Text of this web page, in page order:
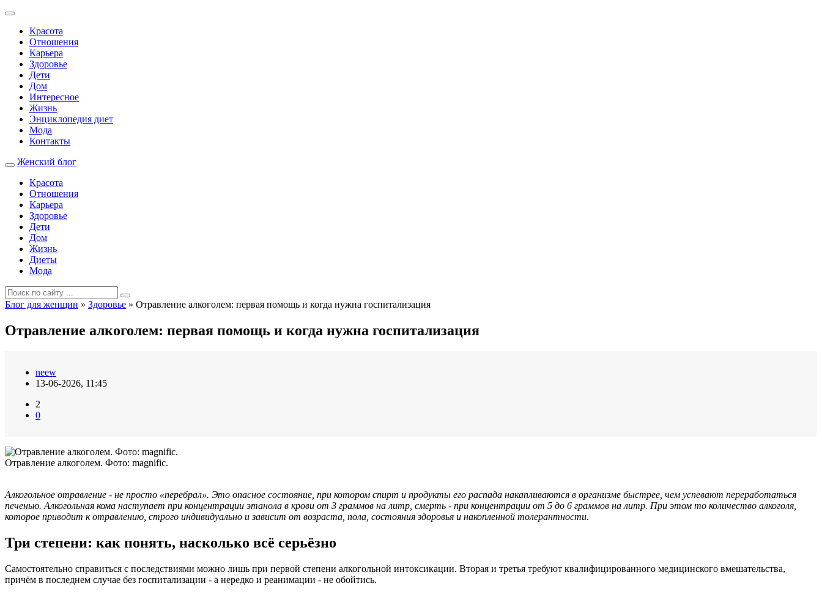
Красота
Отношения
Карьера
Здоровье
Дети
Дом
Интересное
Жизнь
Энциклопедия диет
Мода
Контакты
Женский блог
Красота
Отношения
Карьера
Здоровье
Дети
Дом
Жизнь
Диеты
Мода
Блог для женщин » Здоровье » Отравление алкоголем: первая помощь и когда нужна госпитализация
Отравление алкоголем: первая помощь и когда нужна госпитализация
neew
13-06-2026, 11:45
2
0
Отравление алкоголем. Фото: magnific.
Алкогольное отравление - не просто «перебрал». Это опасное состояние, при котором спирт и продукты его распада накапливаются в организме быстрее, чем успевают переработаться
печенью. Алкогольная кома наступает при концентрации этанола в крови от 3 граммов на литр, смерть - при концентрации от 5 до 6 граммов на литр. При этом то количество алкоголя,
которое приводит к отравлению, строго индивидуально и зависит от возраста, пола, состояния здоровья и накопленной толерантности.
Три степени: как понять, насколько всё серьёзно
Самостоятельно справиться с последствиями можно лишь при первой степени алкогольной интоксикации. Вторая и третья требуют квалифицированного медицинского вмешательства,
причём в последнем случае без госпитализации - а нередко и реанимации - не обойтись.